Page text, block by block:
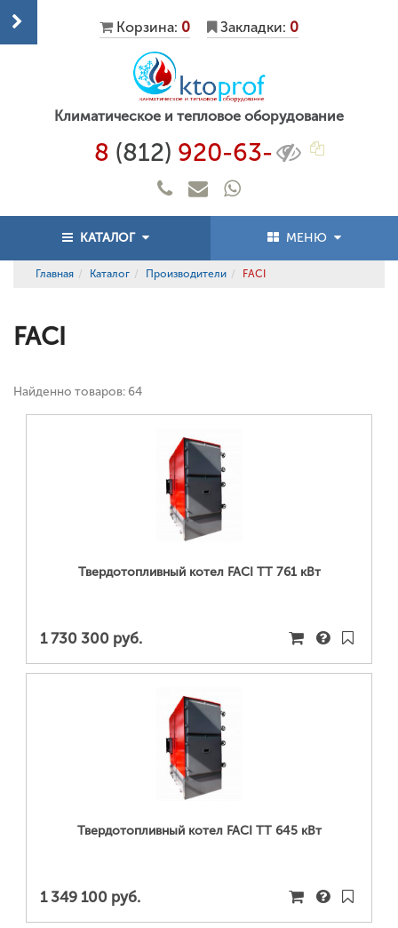
Корзина: 0 Закладки: 0
Климатическое и тепловое оборудование
8 (812) 920-63-
КАТАЛОГ МЕНЮ
Главная Каталог Производители FACI
FACI
Найденно товаров: 64
ПОДРОБНЕЕ...
Твердотопливный котел FACI TT 761 кВт
1 730 300 руб.
ПОДРОБНЕЕ...
Твердотопливный котел FACI TT 645 кВт
1 349 100 руб.